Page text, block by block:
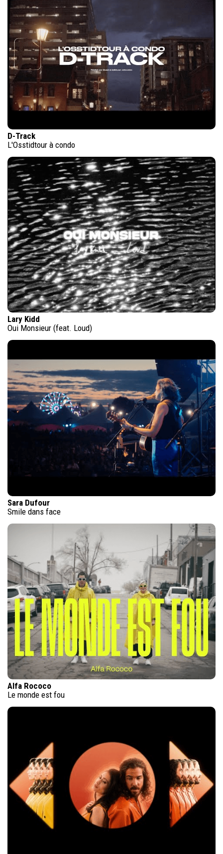
D-Track
L'Osstidtour à condo
Lary Kidd
Oui Monsieur (feat. Loud)
Sara Dufour
Smile dans face
Alfa Rococo
Le monde est fou